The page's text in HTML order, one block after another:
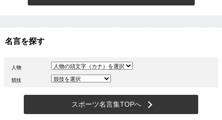
名言を探す
人物
競技
スポーツ名言集TOPへ